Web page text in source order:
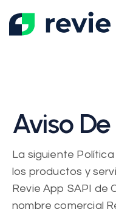
Aviso
La siguiente
los productos y
Revie App SAPI de
nombre comercial